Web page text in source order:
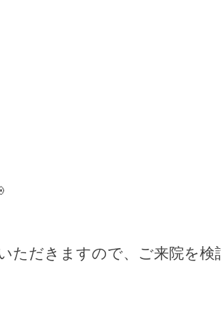
ただきますので、ご来院を検